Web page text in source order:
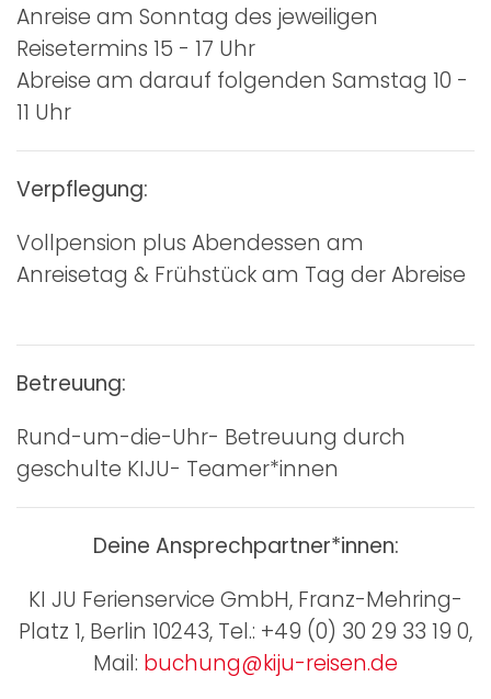
Anreise am Sonntag des jeweiligen
Reisetermins 15 - 17 Uhr
Abreise am darauf folgenden Samstag 10 -
11 Uhr
Verpflegung:
Vollpension plus Abendessen am
Anreisetag & Frühstück am Tag der Abreise
Betreuung:
Rund-um-die-Uhr- Betreuung durch
geschulte KIJU- Teamer*innen
Deine Ansprechpartner*innen:
KI JU Ferienservice GmbH, Franz-Mehring-
Platz 1, Berlin 10243, Tel.: +49 (0) 30 29 33 19 0,
Mail: buchung@kiju-reisen.de